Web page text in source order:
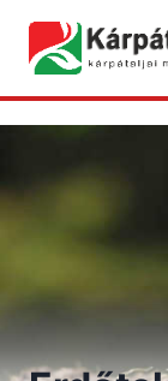
content